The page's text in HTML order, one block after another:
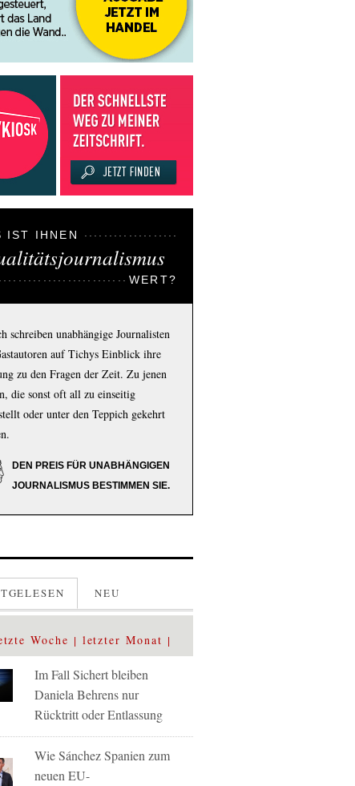
IST IHNEN
WERT?
schreiben unabhängige Journalisten
auf Tichys Einblick ihre
zu den Fragen der Zeit. Zu jenen
die sonst oft all zu einseitig
oder unter den Teppich gekehrt
DEN PREIS FÜR UNABHÄNGIGEN
JOURNALISMUS BESTIMMEN SIE.
NEU
Woche letzter Monat
Im Fall Sichert bleiben
Daniela Behrens nur
Rücktritt oder Entlassung
Wie Sánchez Spanien zum
neuen EU-